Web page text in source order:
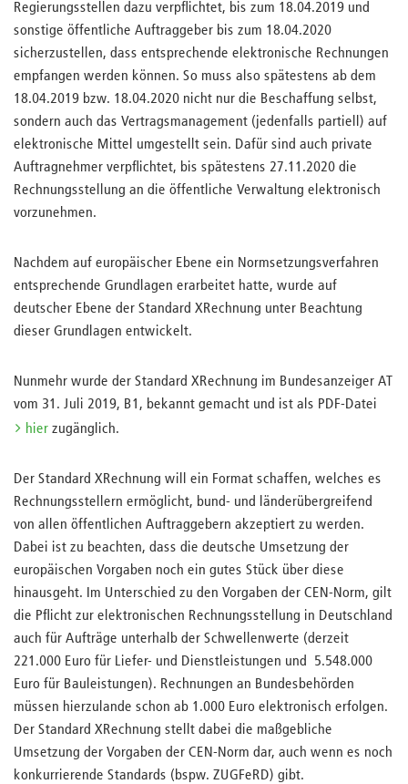
Regierungsstellen dazu verpflichtet, bis zum 18.04.2019 und
sonstige öffentliche Auftraggeber bis zum 18.04.2020
sicherzustellen, dass entsprechende elektronische Rechnungen
empfangen werden können. So muss also spätestens ab dem
18.04.2019 bzw. 18.04.2020 nicht nur die Beschaffung selbst,
sondern auch das Vertragsmanagement (jedenfalls partiell) auf
elektronische Mittel umgestellt sein. Dafür sind auch private
Auftragnehmer verpflichtet, bis spätestens 27.11.2020 die
Rechnungsstellung an die öffentliche Verwaltung elektronisch
vorzunehmen.
Nachdem auf europäischer Ebene ein Normsetzungsverfahren
entsprechende Grundlagen erarbeitet hatte, wurde auf
deutscher Ebene der Standard XRechnung unter Beachtung
dieser Grundlagen entwickelt.
Nunmehr wurde der Standard XRechnung im Bundesanzeiger AT
vom 31. Juli 2019, B1, bekannt gemacht und ist als PDF-Datei
hier zugänglich.
Der Standard XRechnung will ein Format schaffen, welches es
Rechnungsstellern ermöglicht, bund- und länderübergreifend
von allen öffentlichen Auftraggebern akzeptiert zu werden.
Dabei ist zu beachten, dass die deutsche Umsetzung der
europäischen Vorgaben noch ein gutes Stück über diese
hinausgeht. Im Unterschied zu den Vorgaben der CEN-Norm, gilt
die Pflicht zur elektronischen Rechnungsstellung in Deutschland
auch für Aufträge unterhalb der Schwellenwerte (derzeit
221.000 Euro für Liefer- und Dienstleistungen und 5.548.000
Euro für Bauleistungen). Rechnungen an Bundesbehörden
müssen hierzulande schon ab 1.000 Euro elektronisch erfolgen.
Der Standard XRechnung stellt dabei die maßgebliche
Umsetzung der Vorgaben der CEN-Norm dar, auch wenn es noch
konkurrierende Standards (bspw. ZUGFeRD) gibt.